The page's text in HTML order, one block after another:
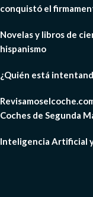
conquistó el
Novelas y libros de
hispanismo
¿Quién está
Coches de Segunda
Inteligencia Artificial